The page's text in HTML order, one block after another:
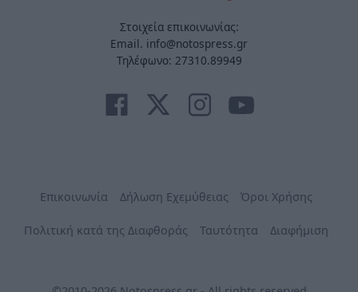
Στοιχεία επικοινωνίας:
Email. info@notospress.gr
Τηλέφωνο: 27310.89949
Επικοινωνία Δήλωση Εχεμύθειας Όροι Χρήσης
Πολιτική κατά της Διαφθοράς Ταυτότητα Διαφήμιση